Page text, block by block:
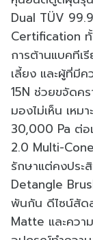
Dual TÜV
Certification ทั้
การต้านแบคที
เลี้ยง และผู้ที่มี
15N ช่วยขจัดค
มองไม่เห็น เห
30,000 Pa ต่
2.0 Multi-
รักษาแต่คงประ
Detangle
พันกัน ดีไซน์สัด
Matte และควา